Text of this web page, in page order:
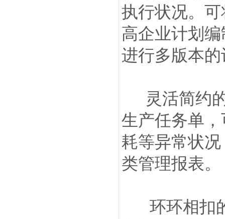
执行状况。
高企业计划
进行多版本
灵活简约的
生产任务单
耗等异常状
类管理报表。
环环相扣的